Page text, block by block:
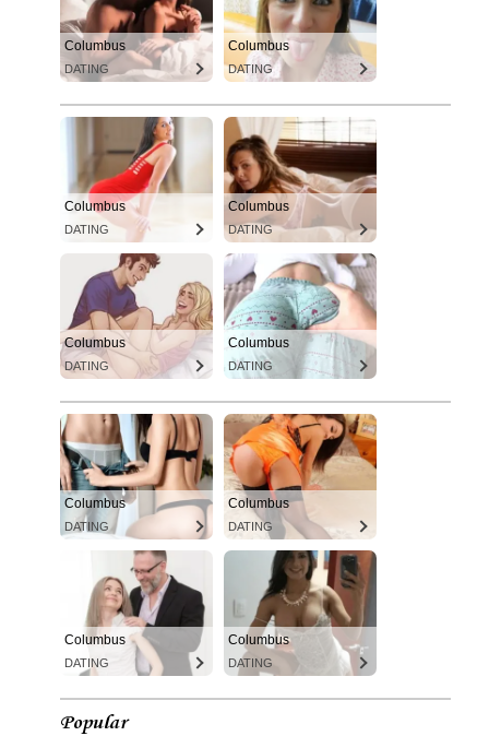
Columbus
DATING
Columbus
DATING
Columbus
DATING
Columbus
DATING
Columbus
DATING
Columbus
DATING
Columbus
DATING
Columbus
DATING
Columbus
DATING
Columbus
DATING
Popular